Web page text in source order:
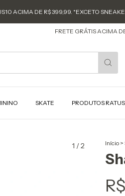
ACIMA DE R$ 399,99. *EXCETO
FRETE GRÁTIS ACIMA DE R$
SKATE PRODUTOS RATUS
1 /2 Início >